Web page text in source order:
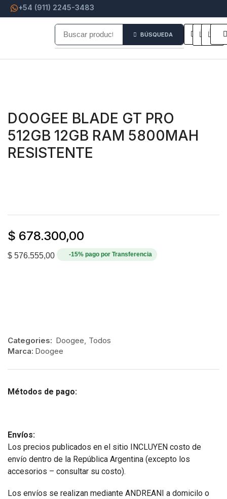
+54 (911) 2245-3483
BÚSQUEDA
DOOGEE BLADE GT PRO
512GB 12GB RAM 5800MAH
RESISTENTE
$ 678.300,00
$ 576.555,00 -15% pago por Transferencia
Categories: Doogee, Todos
Marca: Doogee
Métodos de pago:
Envíos:
Los precios publicados en el sitio INCLUYEN costo de
envío dentro de la República Argentina (excepto los
accesorios – consultar su costo).
Los envíos se realizan mediante ANDREANI a domicilo o